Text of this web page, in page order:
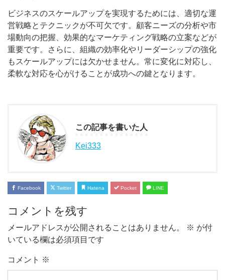
ビジネスのスケールアップを実現するためには、適切な運
営戦略とテクニックが不可欠です。顧客ニーズの分析や市
場動向の把握、効果的なマーケティング戦略の立案などが
重要です。さらに、組織の効率化やリーダーシップの強化
もスケールアップには欠かせません。常に変化に対応し、
柔軟な対応を心がけることが成功への鍵となります。
この記事を書いた人
Kei333
Facebook Twitter Hatena Pocket LINE
コメントを残す
メールアドレスが公開されることはありません。 ※ が付
いている欄は必須項目です
コメント ※